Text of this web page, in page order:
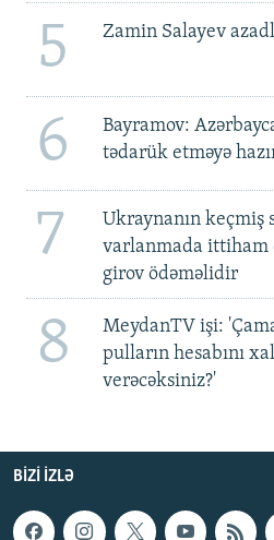
5 Zamin Salayev
6
Bayramov:
tədarük etməyə
7
Ukraynanın keçmiş
varlanmada ittiham
girov ödəməlidir
8
MeydanTV işi:
pulların hesabını
verəcəksiniz?'
BIZI IZLƏ